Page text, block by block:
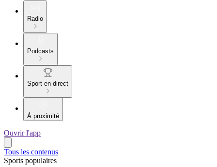
Radio
Podcasts
Sport en direct
À proximité
Ouvrir l'app
Tous les contenus
Sports populaires